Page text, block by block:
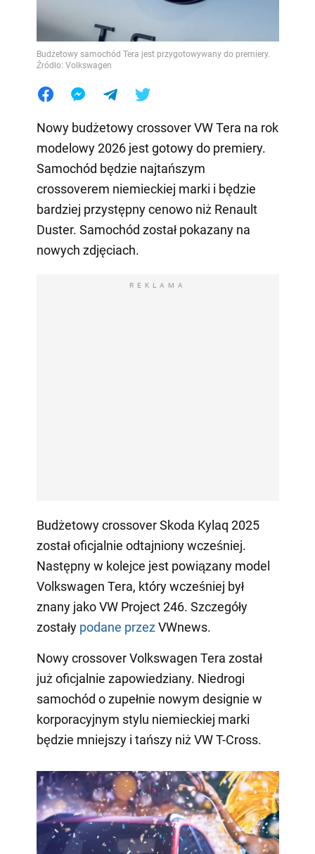
Budżetowy samochód Tera jest przygotowywany do premiery.
Źródło: Volkswagen
Nowy budżetowy crossover VW Tera na rok
modelowy 2026 jest gotowy do premiery.
Samochód będzie najtańszym
crossoverem niemieckiej marki i będzie
bardziej przystępny cenowo niż Renault
Duster. Samochód został pokazany na
nowych zdjęciach.
REKLAMA
Budżetowy crossover Skoda Kylaq 2025
został oficjalnie odtajniony wcześniej.
Następny w kolejce jest powiązany model
Volkswagen Tera, który wcześniej był
znany jako VW Project 246. Szczegóły
zostały podane przezVWnews.
Nowy crossover Volkswagen Tera został
już oficjalnie zapowiedziany. Niedrogi
samochód o zupełnie nowym designie w
korporacyjnym stylu niemieckiej marki
będzie mniejszy i tańszy niż VW T-Cross.